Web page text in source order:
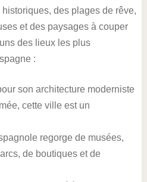
des plages de rêve,
et des paysages à couper
des lieux les plus
:
son architecture moderniste
cette ville est un
regorge de musées,
de boutiques et de